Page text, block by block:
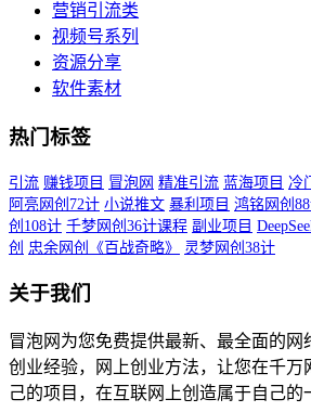
营销引流类
视频号系列
资源分享
软件素材
热门标签
引流 赚钱项目 冒泡网 精准引流 蓝海项目 冷
阿亮网创72计 小说推文 暴利项目 鸿铭网创
创108计 千梦网创36计课程 副业项目
创 忠余网创《百战奇略》 灵梦网创38计
关于我们
冒泡网为您免费提供最新、最全面的网
创业经验，网上创业方法，让您在千万
己的项目，在互联网上创造属于自己的